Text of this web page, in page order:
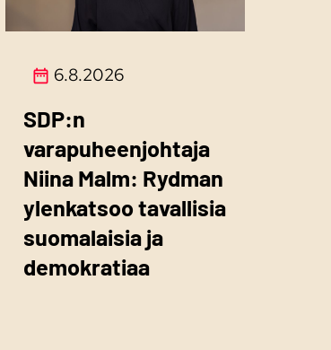
6.8.2026
SDP:n
varapuheenjohtaja
Niina Malm: Rydman
ylenkatsoo tavallisia
suomalaisia ja
demokratiaa